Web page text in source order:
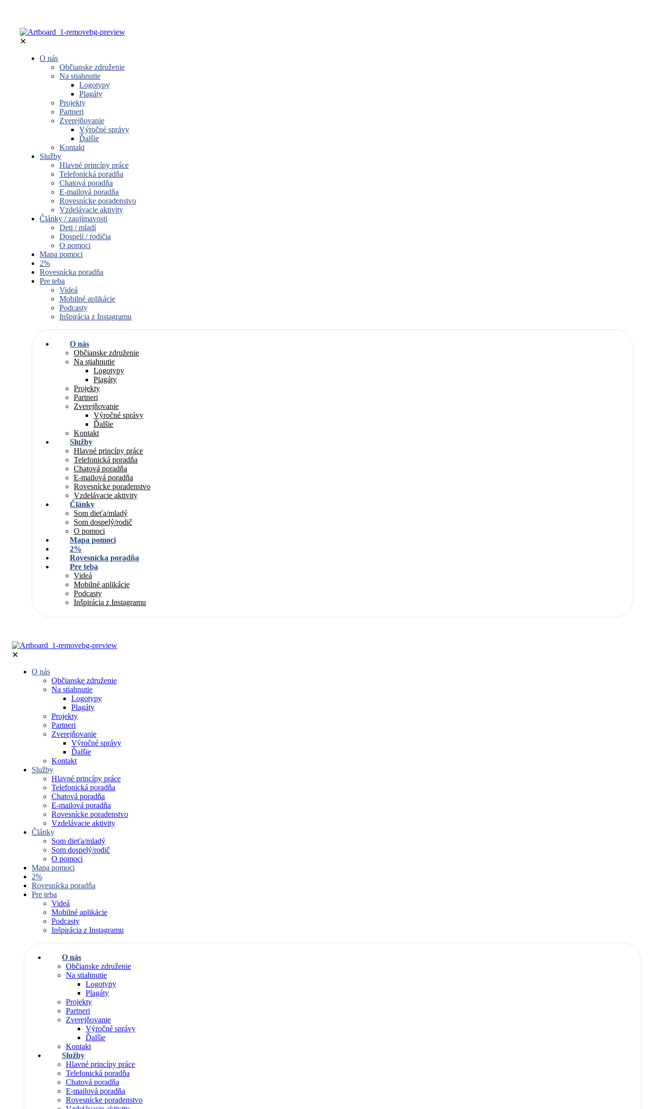
✕
O nás
Občianske združenie
Na stiahnutie
Logotypy
Plagáty
Projekty
Partneri
Zverejňovanie
Výročné správy
Ďalšie
Kontakt
Služby
Hlavné princípy práce
Telefonická poradňa
Chatová poradňa
E-mailová poradňa
Rovesnícke poradenstvo
Vzdelávacie aktivity
Články / zaujímavosti
Deti / mladí
Dospelí / rodičia
O pomoci
Mapa pomoci
2%
Rovesnícka poradňa
Pre teba
Videá
Mobilné aplikácie
Podcasty
Inšpirácia z Instagramu
O nás
Občianske združenie
Na stiahnutie
Logotypy
Plagáty
Projekty
Partneri
Zverejňovanie
Výročné správy
Ďalšie
Kontakt
Služby
Hlavné princípy práce
Telefonická poradňa
Chatová poradňa
E-mailová poradňa
Rovesnícke poradenstvo
Vzdelávacie aktivity
Články
Som dieťa/mladý
Som dospelý/rodič
O pomoci
Mapa pomoci
2%
Rovesnícka poradňa
Pre teba
Videá
Mobilné aplikácie
Podcasty
Inšpirácia z Instagramu
✕
O nás
Občianske združenie
Na stiahnutie
Logotypy
Plagáty
Projekty
Partneri
Zverejňovanie
Výročné správy
Ďalšie
Kontakt
Služby
Hlavné princípy práce
Telefonická poradňa
Chatová poradňa
E-mailová poradňa
Rovesnícke poradenstvo
Vzdelávacie aktivity
Články
Som dieťa/mladý
Som dospelý/rodič
O pomoci
Mapa pomoci
2%
Rovesnícka poradňa
Pre teba
Videá
Mobilné aplikácie
Podcasty
Inšpirácia z Instagramu
O nás
Občianske združenie
Na stiahnutie
Logotypy
Plagáty
Projekty
Partneri
Zverejňovanie
Výročné správy
Ďalšie
Kontakt
Služby
Hlavné princípy práce
Telefonická poradňa
Chatová poradňa
E-mailová poradňa
Rovesnícke poradenstvo